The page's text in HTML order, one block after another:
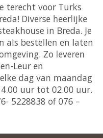
terecht voor Turks
Diverse heerlijke
in Breda. Je
als bestellen en laten
Zo leveren
Leur en
dag van maandag
uur tot 02.00 uur.
5228838 of 076 –